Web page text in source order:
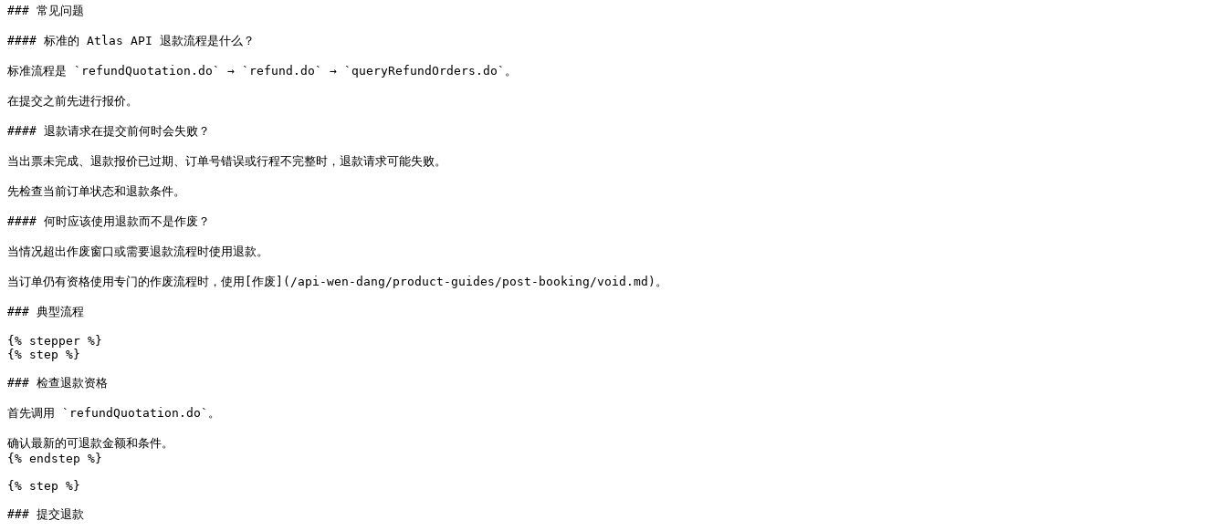
### 常见问题
#### 标准的 Atlas API 退款流程是什么？
标准流程是 `refundQuotation.do` → `refund.do` → `queryRefundOrders.do`。
在提交之前先进行报价。
#### 退款请求在提交前何时会失败？
当出票未完成、退款报价已过期、订单号错误或行程不完整时，退款请求可能失败。
先检查当前订单状态和退款条件。
#### 何时应该使用退款而不是作废？
当情况超出作废窗口或需要退款流程时使用退款。
当订单仍有资格使用专门的作废流程时，使用[作废](/api-wen-dang/product-guides/post-booking/void.md)。
### 典型流程
{% stepper %}
{% step %}
### 检查退款资格
首先调用 `refundQuotation.do`。
确认最新的可退款金额和条件。
{% endstep %}
{% step %}
### 提交退款